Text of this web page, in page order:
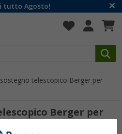
tutto Agosto!
telescopico Berger per
Berger per